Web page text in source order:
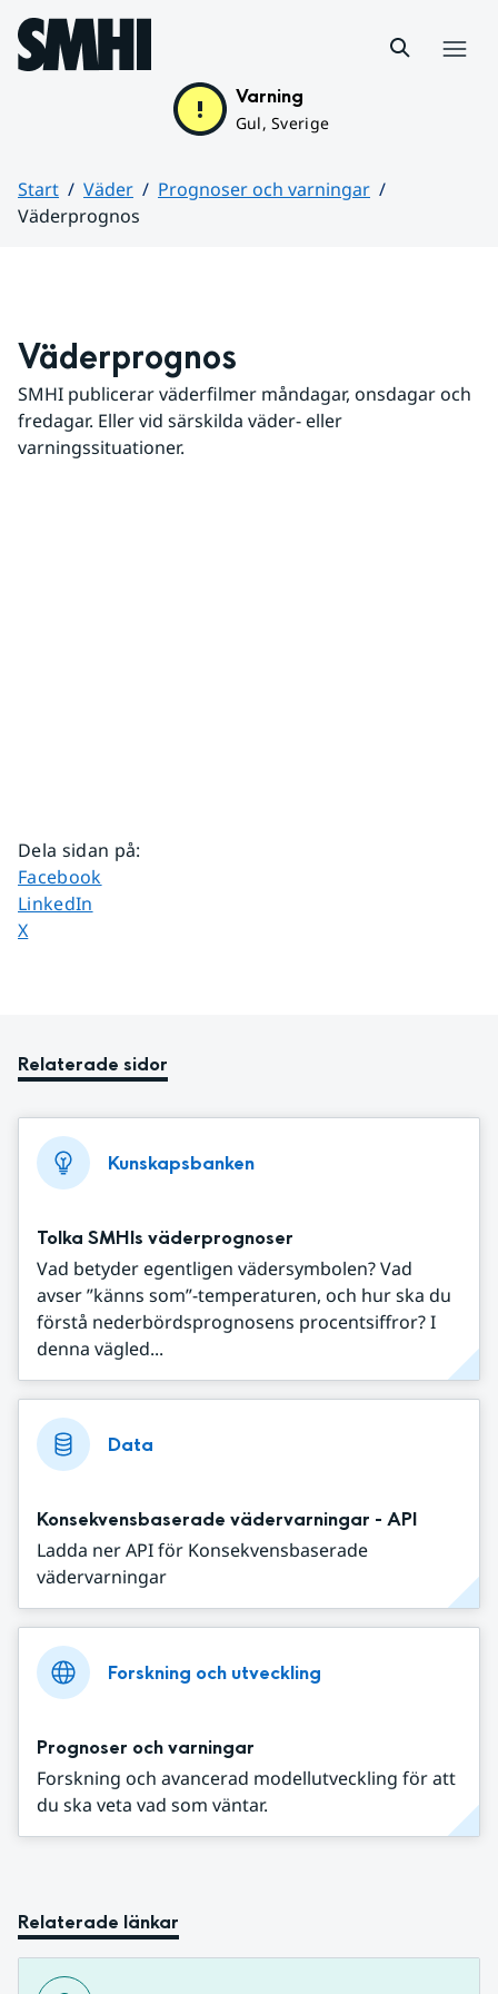
Hoppa till sidans innehåll
Varning
Gul, Sverige
Start Väder
Prognoser och varningar
Väderprognos
Väderprognos
SMHI publicerar väderfilmer måndagar, onsdagar och
fredagar. Eller vid särskilda väder- eller
varningssituationer.
Dela sidan på:
Dela sidan på
Facebook
Dela sidan på
LinkedIn
Dela sidan på
X
Relaterade sidor
Kunskapsbanken
Tolka SMHIs väderprognoser
Vad betyder egentligen vädersymbolen? Vad
avser ”känns som”-temperaturen, och hur ska du
förstå nederbördsprognosens procentsiffror? I
denna vägled...
Data
Konsekvensbaserade vädervarningar - API
Ladda ner API för Konsekvensbaserade
vädervarningar
Forskning och utveckling
Prognoser och varningar
Forskning och avancerad modellutveckling för att
du ska veta vad som väntar.
Relaterade länkar